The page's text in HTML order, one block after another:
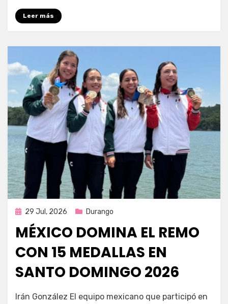
Leer más
Publicada
29 Jul, 2026 Durango
MÉXICO DOMINA EL REMO
CON 15 MEDALLAS EN
SANTO DOMINGO 2026
por Fernando Miranda Servín
Irán González El equipo mexicano que participó en